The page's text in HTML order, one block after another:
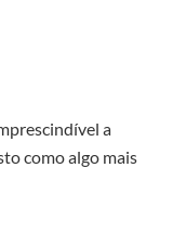
a
como algo mais